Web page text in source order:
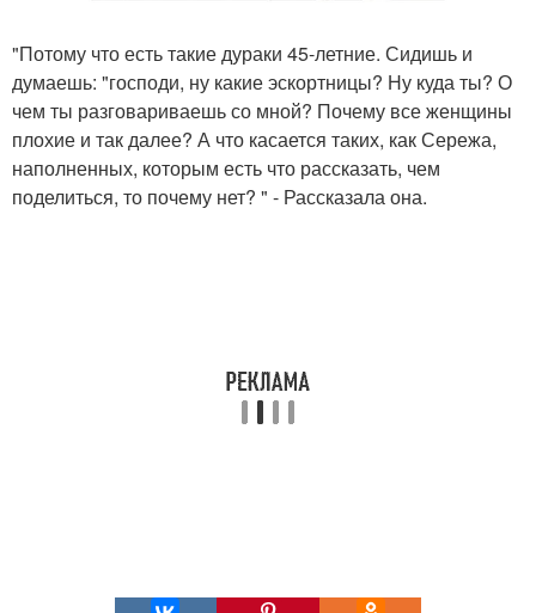
"Потому что есть такие дураки 45-летние. Сидишь и
думаешь: "господи, ну какие эскортницы? Ну куда ты? О
чем ты разговариваешь со мной? Почему все женщины
плохие и так далее? А что касается таких, как Сережа,
наполненных, которым есть что рассказать, чем
поделиться, то почему нет? " - Рассказала она.